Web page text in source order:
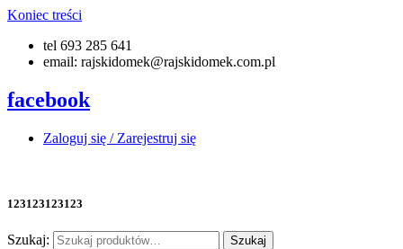
Koniec treści
tel 693 285 641
email: rajskidomek@rajskidomek.com.pl
facebook
Zaloguj się / Zarejestruj się
123123123123
Szukaj: Szukaj